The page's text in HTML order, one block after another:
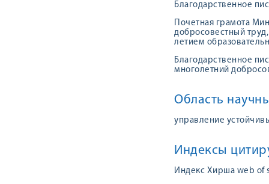
Благодарственное
Почетная грамота
добросовестный
летием
Благодарственное
многолетний
Область
управление
Индексы
Индекс Хирша web of